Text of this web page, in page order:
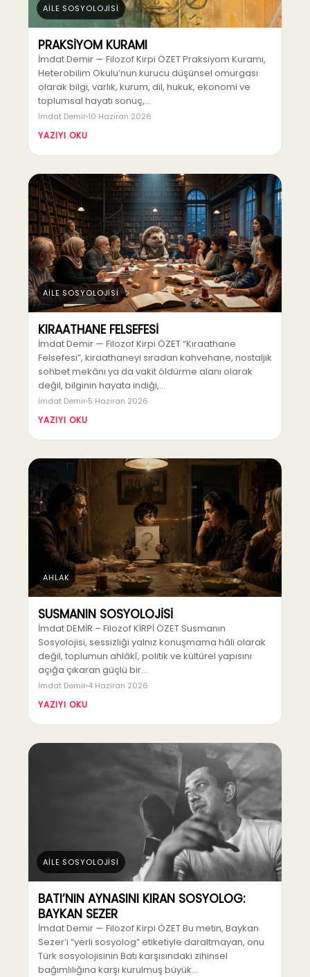
AİLE SOSYOLOJİSİ
PRAKSİYOM KURAMI
İmdat Demir — Filozof Kirpi ÖZET Praksiyom Kuramı,
Heterobilim Okulu’nun kurucu düşünsel omurgası
olarak bilgi, varlık, kurum, dil, hukuk, ekonomi ve
toplumsal hayatı sonuç,…
İmdat Demir 10 Haziran 2026
YAZIYI OKU
AİLE SOSYOLOJİSİ
KIRAATHANE FELSEFESİ
İmdat Demir — Filozof Kirpi ÖZET “Kıraathane
Felsefesi”, kıraathaneyi sıradan kahvehane, nostaljik
sohbet mekânı ya da vakit öldürme alanı olarak
değil, bilginin hayata indiği,…
İmdat Demir 5 Haziran 2026
YAZIYI OKU
AHLAK
SUSMANIN SOSYOLOJİSİ
İmdat DEMİR – Filozof KİRPİ ÖZET Susmanın
Sosyolojisi, sessizliği yalnız konuşmama hâli olarak
değil, toplumun ahlâkî, politik ve kültürel yapısını
açığa çıkaran güçlü bir…
İmdat Demir 4 Haziran 2026
YAZIYI OKU
AİLE SOSYOLOJİSİ
BATI’NIN AYNASINI KIRAN SOSYOLOG:
BAYKAN SEZER
İmdat Demir — Filozof Kirpi ÖZET Bu metin, Baykan
Sezer’i “yerli sosyolog” etiketiyle daraltmayan, onu
Türk sosyolojisinin Batı karşısındaki zihinsel
bağımlılığına karşı kurulmuş büyük…